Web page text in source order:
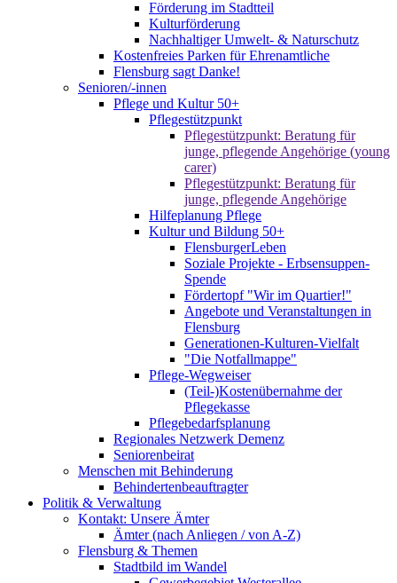
Förderung im Stadtteil
Kulturförderung
Nachhaltiger Umwelt- & Naturschutz
Kostenfreies Parken für Ehrenamtliche
Flensburg sagt Danke!
Senioren/-innen
Pflege und Kultur 50+
Pflegestützpunkt
Pflegestützpunkt: Beratung für
junge, pflegende Angehörige (young
carer)
Pflegestützpunkt: Beratung für
junge, pflegende Angehörige
Hilfeplanung Pflege
Kultur und Bildung 50+
FlensburgerLeben
Soziale Projekte - Erbsensuppen-
Spende
Fördertopf "Wir im Quartier!"
Angebote und Veranstaltungen in
Flensburg
Generationen-Kulturen-Vielfalt
"Die Notfallmappe"
Pflege-Wegweiser
(Teil-)Kostenübernahme der
Pflegekasse
Pflegebedarfsplanung
Regionales Netzwerk Demenz
Seniorenbeirat
Menschen mit Behinderung
Behindertenbeauftragter
Politik & Verwaltung
Kontakt: Unsere Ämter
Ämter (nach Anliegen / von A-Z)
Flensburg & Themen
Stadtbild im Wandel